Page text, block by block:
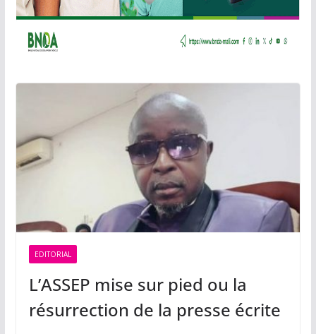
EDITORIAL
L’ASSEP mise sur pied ou la
résurrection de la presse écrite